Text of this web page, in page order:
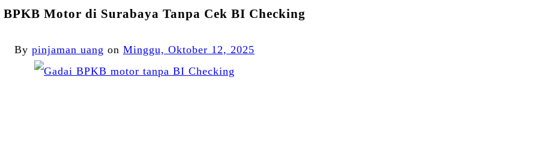
BPKB Motor di Surabaya Tanpa Cek BI Checking
By pinjaman uang on Minggu, Oktober 12, 2025